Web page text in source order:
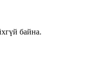
байна.